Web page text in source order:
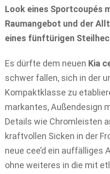
Look eines Sportcoupés
Raumangebot und der
eines fünftürigen
Es dürfte dem neuen Kia
schwer fallen, sich in der
Kompaktklasse zu
markantes, Außendesign
Details wie Chromleisten
kraftvollen Sicken in der
neue cee’d ein auffälliges
ohne weiteres in die mit